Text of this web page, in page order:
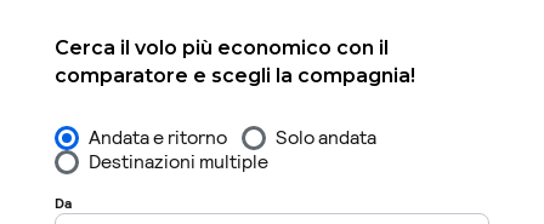
Cerca il volo più economico con il
comparatore e scegli la compagnia!